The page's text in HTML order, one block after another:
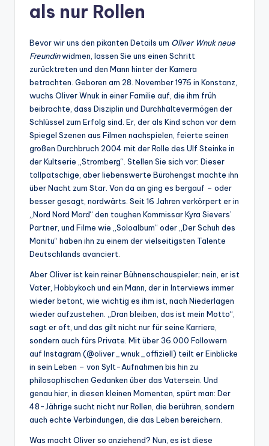
als nur Rollen
Bevor wir uns den pikanten Details um Oliver Wnuk neue
Freundinwidmen, lassen Sie uns einen Schritt
zurücktreten und den Mann hinter der Kamera
betrachten. Geboren am 28. November 1976 in Konstanz,
wuchs Oliver Wnuk in einer Familie auf, die ihm früh
beibrachte, dass Disziplin und Durchhaltevermögen der
Schlüssel zum Erfolg sind. Er, der als Kind schon vor dem
Spiegel Szenen aus Filmen nachspielen, feierte seinen
großen Durchbruch 2004 mit der Rolle des Ulf Steinke in
der Kultserie „Stromberg“. Stellen Sie sich vor: Dieser
tollpatschige, aber liebenswerte Bürohengst machte ihn
über Nacht zum Star. Von da an ging es bergauf – oder
besser gesagt, nordwärts. Seit 16 Jahren verkörpert er in
„Nord Nord Mord“ den toughen Kommissar Kyra Sievers’
Partner, und Filme wie „Soloalbum“ oder „Der Schuh des
Manitu“ haben ihn zu einem der vielseitigsten Talente
Deutschlands avanciert.
Aber Oliver ist kein reiner Bühnenschauspieler; nein, er ist
Vater, Hobbykoch und ein Mann, der in Interviews immer
wieder betont, wie wichtig es ihm ist, nach Niederlagen
wieder aufzustehen. „Dran bleiben, das ist mein Motto“,
sagt er oft, und das gilt nicht nur für seine Karriere,
sondern auch fürs Private. Mit über 36.000 Followern
auf Instagram (@oliver_wnuk_offiziell) teilt er Einblicke
in sein Leben – von Sylt-Aufnahmen bis hin zu
philosophischen Gedanken über das Vatersein. Und
genau hier, in diesen kleinen Momenten, spürt man: Der
48-Jährige sucht nicht nur Rollen, die berühren, sondern
auch echte Verbindungen, die das Leben bereichern.
Was macht Oliver so anziehend? Nun, es ist diese